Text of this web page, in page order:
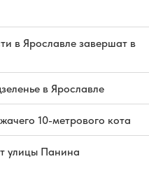
в Ярославле завершат в
в Ярославле
10-метрового кота
улицы Панина